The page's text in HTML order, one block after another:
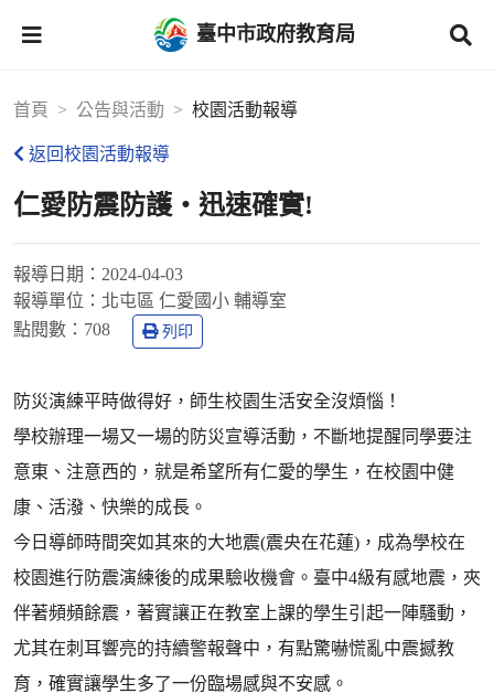
臺中市政府教育局
首頁 公告與活動 校園活動報導
返回校園活動報導
仁愛防震防護‧迅速確實!
報導日期： 2024-04-03
報導單位： 北屯區 仁愛國小 輔導室
點閱數： 708 列印
防災演練平時做得好，師生校園生活安全沒煩惱！
學校辦理一場又一場的防災宣導活動，不斷地提醒同學要注
意東、注意西的，就是希望所有仁愛的學生，在校園中健
康、活潑、快樂的成長。
今日導師時間突如其來的大地震(震央在花蓮)，成為學校在
校園進行防震演練後的成果驗收機會。臺中4級有感地震，夾
伴著頻頻餘震，著實讓正在教室上課的學生引起一陣騷動，
尤其在刺耳響亮的持續警報聲中，有點驚嚇慌亂中震撼教
育，確實讓學生多了一份臨場感與不安感。